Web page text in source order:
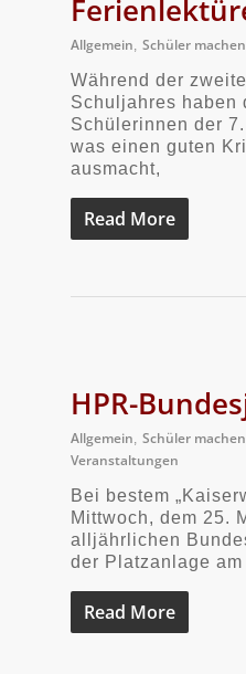
Allgemein Schüler
Während der
Schuljahres haben
Schülerinnen der
was einen guten
ausmacht,
Read More
HPR-
Allgemein Schüler
Veranstaltungen
Bei bestem
Mittwoch, dem 25.
alljährlichen
der Platzanlage
Read More